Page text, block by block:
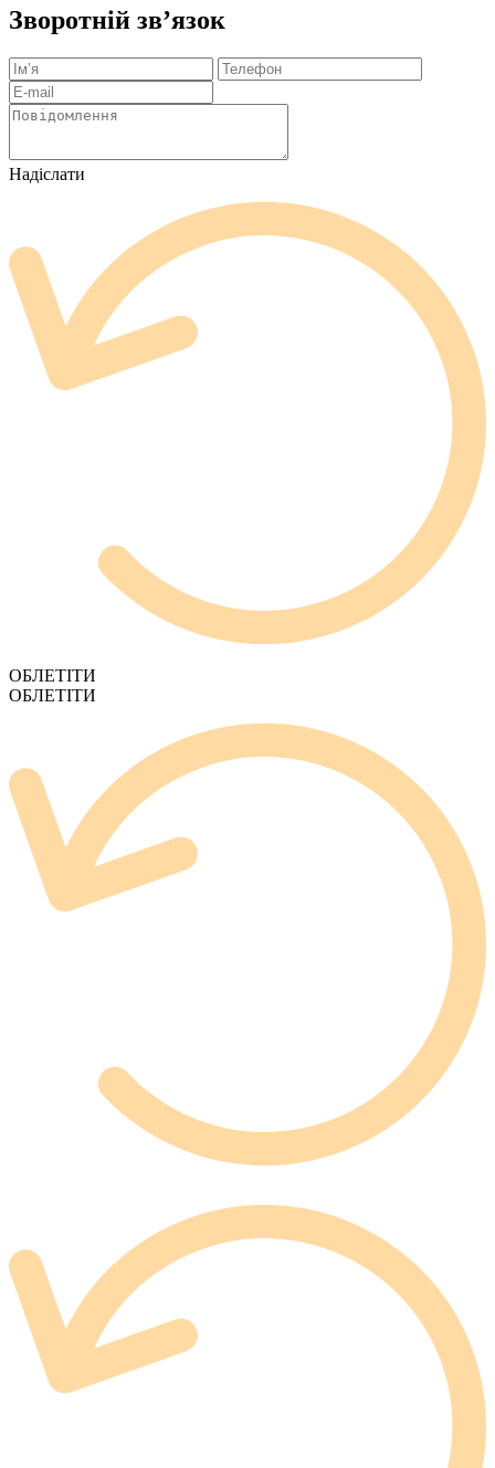
Зворотній зв’язок
Надіслати
ОБЛЕТІТИ
ОБЛЕТІТИ